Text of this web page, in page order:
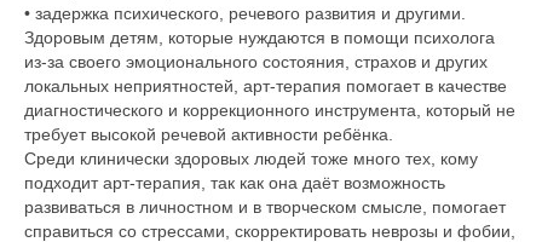
• задержка психического, речевого развития и другими.
Здоровым детям, которые нуждаются в помощи психолога
из-за своего эмоционального состояния, страхов и других
локальных неприятностей, арт-терапия помогает в качестве
диагностического и коррекционного инструмента, который не
требует высокой речевой активности ребёнка.
Среди клинически здоровых людей тоже много тех, кому
подходит арт-терапия, так как она даёт возможность
развиваться в личностном и в творческом смысле, помогает
справиться со стрессами, скорректировать неврозы и фобии,